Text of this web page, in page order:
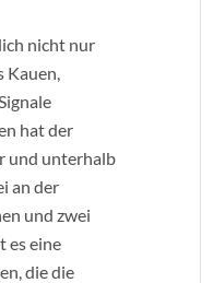
nicht nur
Kauen,
hat der
und unterhalb
an der
und zwei
es eine
die die